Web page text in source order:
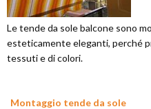
Le tende da sole balcone sono
esteticamente eleganti, perché
tessuti e di colori.
Montaggio tende da sole